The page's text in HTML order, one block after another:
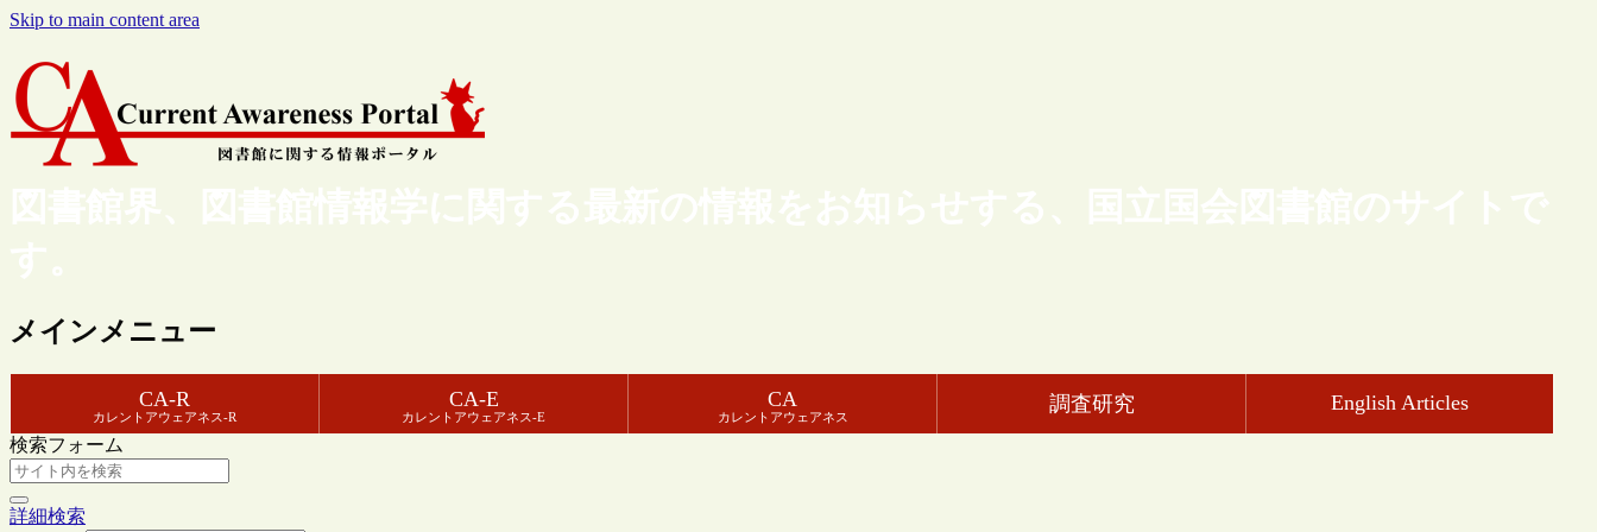
Skip to main content area
図書館界、図書館情報学に関する最新の情報をお知らせする、国立国会図書館のサイトで
す。
メインメニュー
CA-R
カレントアウェアネス-R
CA-E
カレントアウェアネス-E
CA
カレントアウェアネス
調査研究 English Articles
検索フォーム
詳細検索